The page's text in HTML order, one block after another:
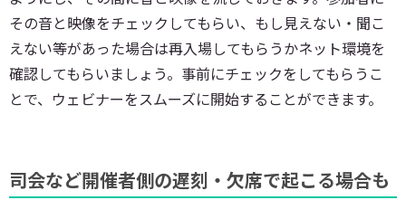
その音と映像をチェックしてもらい、もし見えない・聞こ
えない等があった場合は再入場してもらうかネット環境を
確認してもらいましょう。事前にチェックをしてもらうこ
とで、ウェビナーをスムーズに開始することができます。
司会など開催者側の遅刻・欠席で起こる場合も